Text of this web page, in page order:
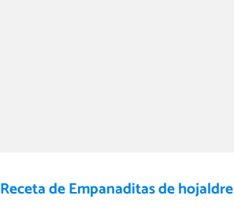
Receta de Empanaditas de hojaldre